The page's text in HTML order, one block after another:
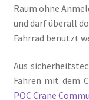
Raum ohne
und darf überall
Fahrrad benutzt
Aus
Fahren mit dem
POC Crane